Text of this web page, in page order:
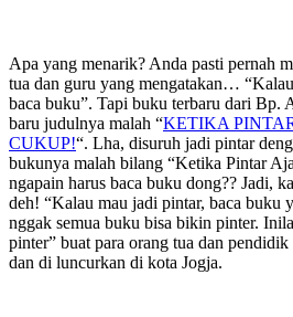
Apa yang menarik? Anda pasti pernah
tua dan guru yang mengatakan…
baca buku”. Tapi buku terbaru dari
baru judulnya malah “KETIKA
CUKUP!“. Lha, disuruh jadi pintar
bukunya malah bilang “Ketika Pintar
ngapain harus baca buku dong?? Jadi,
deh! “Kalau mau jadi pintar, baca buku
nggak semua buku bisa bikin pinter.
pinter” buat para orang tua dan
dan di luncurkan di kota Jogja.